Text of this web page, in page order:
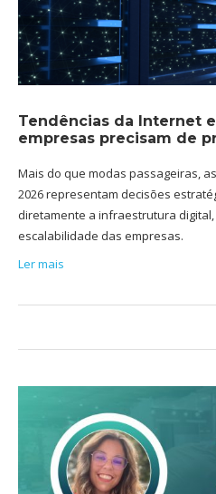
Tendências da Internet
empresas precisam de
Mais do que modas passageiras,
2026 representam decisões
diretamente a infraestrutura
escalabilidade das empresas.
Ler mais